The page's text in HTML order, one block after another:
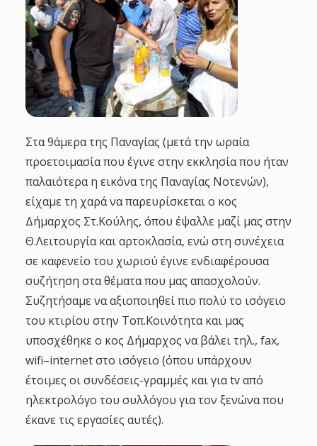
Στα 9άμερα της Παναγίας (μετά την ωραία
προετοιμασία που έγινε στην εκκλησία που ήταν
παλαιότερα η εικόνα της Παναγίας Νοτενών),
είχαμε τη χαρά να παρευρίσκεται ο κος
Δήμαρχος Στ.Κούλης, όπου έψαλλε μαζί μας στην
Θ.Λειτουργία και αρτοκλασία, ενώ στη συνέχεια
σε καφενείο του χωριού έγινε ενδιαφέρουσα
συζήτηση στα θέματα που μας απασχολούν.
Συζητήσαμε να αξιοποιηθεί πιο πολύ το ισόγειο
του κτιρίου στην Τοπ.Κοινότητα και μας
υποσχέθηκε ο κος Δήμαρχος να βάλει τηλ., fax,
wifi–internetστο ισόγειο (όπου υπάρχουν
έτοιμες οι συνδέσεις-γραμμές και γιαtvαπό
ηλεκτρολόγο του συλλόγου για τον ξενώνα που
έκανε τις εργασίες αυτές).